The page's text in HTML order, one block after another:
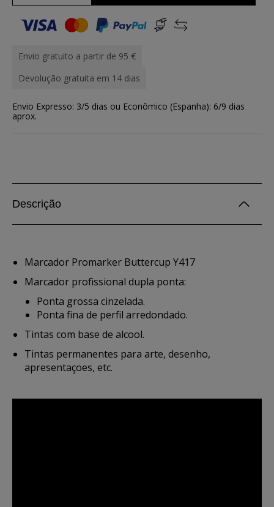
Envio gratuito a partir de 95 €
Devolução gratuita em 14 dias
Envio Expresso: 3/5 dias ou Econômico (Espanha): 6/9 dias
aprox.
Descrição
Marcador Promarker Buttercup Y417
Marcador profissional dupla ponta:
Ponta grossa cinzelada.
Ponta fina de perfil arredondado.
Tintas com base de alcool.
Tintas permanentes para arte, desenho,
apresentaçoes, etc.